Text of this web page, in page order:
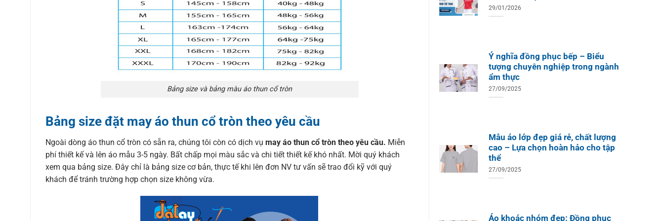
Bảng size và bảng màu áo thun cổ tròn
Bảng size đặt may áo thun cổ tròn theo yêu cầu
Ngoài dòng áo thun cổ tròn có sẵn ra, chúng tôi còn có dịch vụ may áo thun cổ tròn theo yêu cầu. Miễn
phí thiết kế và lên áo mẫu 3-5 ngày. Bất chấp mọi màu sắc và chi tiết thiết kế khó nhất. Mời quý khách
xem qua bảng size. Đây chỉ là bảng size cơ bản, thực tế khi lên đơn NV tư vấn sẽ trao đổi kỹ với quý
khách để tránh trường hợp chọn size không vừa.
29/01/2026
Ý nghĩa đồng phục bếp – Biểu
tượng chuyên nghiệp trong ngành
ẩm thực
27/09/2025
Mẫu áo lớp đẹp giá rẻ, chất lượng
cao – Lựa chọn hoàn hảo cho tập
thể
27/09/2025
Áo khoác nhóm đẹp: Đồng phục